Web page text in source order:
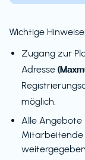
Wichtige Hinweise:
Zugang zur
Adresse
möglich.
Alle Angebote